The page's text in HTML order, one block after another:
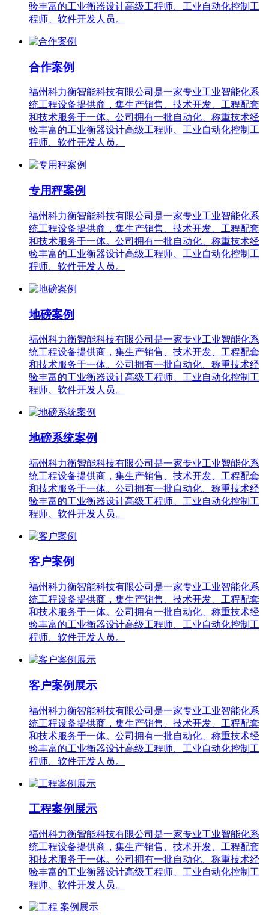
验丰富的工业衡器设计高级工程师、工业自动化控制工
程师、软件开发人员。
合作案例
福州科力衡智能科技有限公司是一家专业工业智能化系
统工程设备提供商，集生产销售、技术开发、工程配套
和技术服务于一体。公司拥有一批自动化、称重技术经
验丰富的工业衡器设计高级工程师、工业自动化控制工
程师、软件开发人员。
专用秤案例
福州科力衡智能科技有限公司是一家专业工业智能化系
统工程设备提供商，集生产销售、技术开发、工程配套
和技术服务于一体。公司拥有一批自动化、称重技术经
验丰富的工业衡器设计高级工程师、工业自动化控制工
程师、软件开发人员。
地磅案例
福州科力衡智能科技有限公司是一家专业工业智能化系
统工程设备提供商，集生产销售、技术开发、工程配套
和技术服务于一体。公司拥有一批自动化、称重技术经
验丰富的工业衡器设计高级工程师、工业自动化控制工
程师、软件开发人员。
地磅系统案例
福州科力衡智能科技有限公司是一家专业工业智能化系
统工程设备提供商，集生产销售、技术开发、工程配套
和技术服务于一体。公司拥有一批自动化、称重技术经
验丰富的工业衡器设计高级工程师、工业自动化控制工
程师、软件开发人员。
客户案例
福州科力衡智能科技有限公司是一家专业工业智能化系
统工程设备提供商，集生产销售、技术开发、工程配套
和技术服务于一体。公司拥有一批自动化、称重技术经
验丰富的工业衡器设计高级工程师、工业自动化控制工
程师、软件开发人员。
客户案例展示
福州科力衡智能科技有限公司是一家专业工业智能化系
统工程设备提供商，集生产销售、技术开发、工程配套
和技术服务于一体。公司拥有一批自动化、称重技术经
验丰富的工业衡器设计高级工程师、工业自动化控制工
程师、软件开发人员。
工程案例展示
福州科力衡智能科技有限公司是一家专业工业智能化系
统工程设备提供商，集生产销售、技术开发、工程配套
和技术服务于一体。公司拥有一批自动化、称重技术经
验丰富的工业衡器设计高级工程师、工业自动化控制工
程师、软件开发人员。